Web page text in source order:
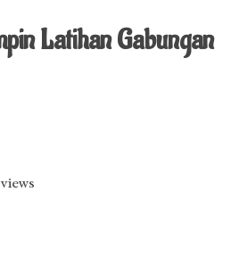
Latihan Gabungan